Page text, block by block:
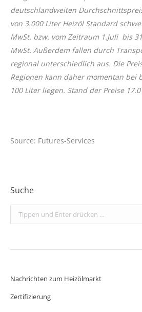
deutschlandweiten
von 3.000 Liter Heizöl Standard
MwSt. bzw. vom Zeitraum 1.Juli bis
MwSt. Außerdem fallen durch
regional unterschiedlich aus. Die
Regionen kann daher momentan bei
100 Liter liegen. Stand der Preise
Source: Futures-Services
Suche
Search:
Nachrichten zum Heizölmarkt
Zertifizierung